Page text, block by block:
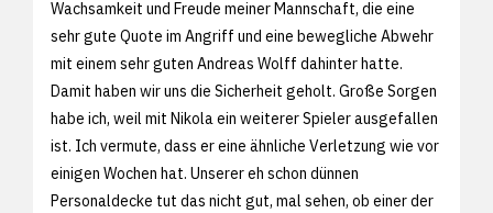
Wachsamkeit und Freude meiner Mannschaft, die eine
sehr gute Quote im Angriff und eine bewegliche Abwehr
mit einem sehr guten Andreas Wolff dahinter hatte.
Damit haben wir uns die Sicherheit geholt. Große Sorgen
habe ich, weil mit Nikola ein weiterer Spieler ausgefallen
ist. Ich vermute, dass er eine ähnliche Verletzung wie vor
einigen Wochen hat. Unserer eh schon dünnen
Personaldecke tut das nicht gut, mal sehen, ob einer der